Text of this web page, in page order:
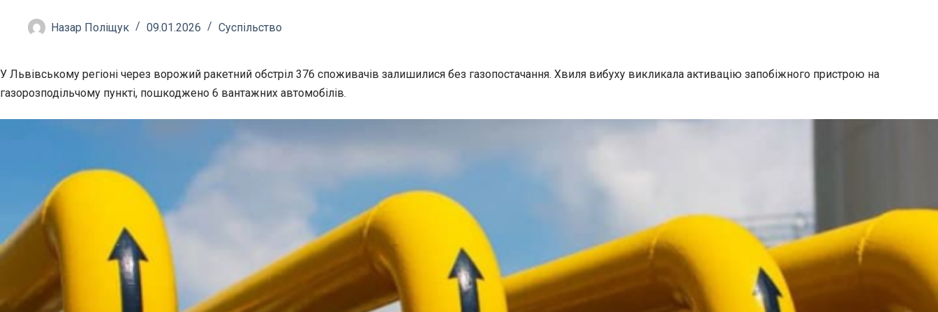
Назар Поліщук 09.01.2026 Суспільство
У Львівському регіоні через ворожий ракетний обстріл 376 споживачів залишилися без газопостачання. Хвиля вибуху викликала активацію запобіжного пристрою на
газорозподільчому пункті, пошкоджено 6 вантажних автомобілів.